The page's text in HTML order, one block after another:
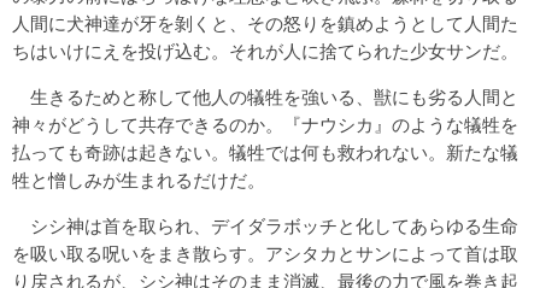
人間に犬神達が牙を剝くと、その怒りを鎮めようとして人間た
ちはいけにえを投げ込む。それが人に捨てられた少女サンだ。
生きるためと称して他人の犠牲を強いる、獣にも劣る人間と
神々がどうして共存できるのか。『ナウシカ』のような犠牲を
払っても奇跡は起きない。犠牲では何も救われない。新たな犠
牲と憎しみが生まれるだけだ。
シシ神は首を取られ、デイダラボッチと化してあらゆる生命
を吸い取る呪いをまき散らす。アシタカとサンによって首は取
り戻されるが、シシ神はそのまま消滅、最後の力で風を巻き起